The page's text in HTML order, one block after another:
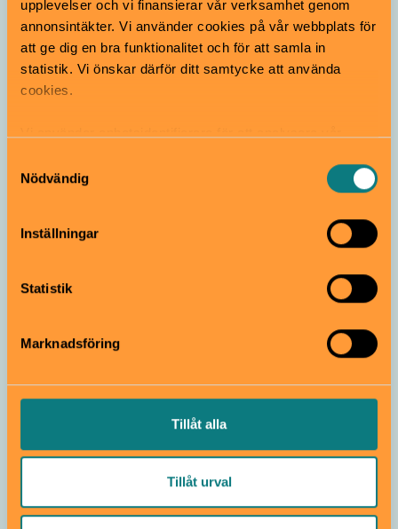
upplevelser och vi finansierar vår verksamhet genom
annonsintäkter. Vi använder cookies på vår webbplats för
att ge dig en bra funktionalitet och för att samla in
statistik. Vi önskar därför ditt samtycke att använda
cookies.
samt tillhandahålla funktioner för sociala medier. Vi
vidarebefordrar även sådana identifierare och annan
information från din enhet till de sociala medier och
annons- och analysföretag som vi samarbetar med.
information som du har tillhandahållit eller som de har
Nödvändig
Inställningar
Statistik
Marknadsföring
Tillåt alla
Tillåt urval
Norrmalm och Skeppsholmen
konsthallar